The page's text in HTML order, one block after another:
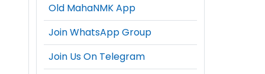
Old MahaNMK App
Join WhatsApp Group
Join Us On Telegram